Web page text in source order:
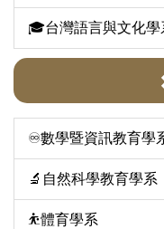
🎓台灣語言與文化學
♾️數學暨資訊教育學
🔬自然科學教育學系
⛹️體育學系